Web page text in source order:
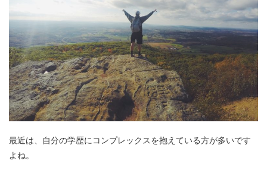
最近は、 自分の学歴にコンプレックスを抱えている方が多いです
よね。